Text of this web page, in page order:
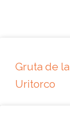
Gruta de
Uritorco